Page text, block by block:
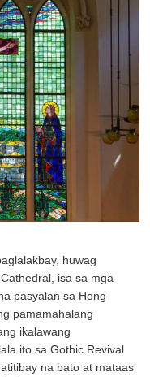
huwag
isa sa mga
pasyalan sa Hong
pamamahalang
ikalawang
ito sa Gothic Revival
na bato at mataas